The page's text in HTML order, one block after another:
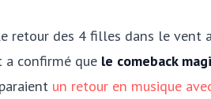
retour des 4 filles dans le vent
confirmé que le comeback
un retour en musique